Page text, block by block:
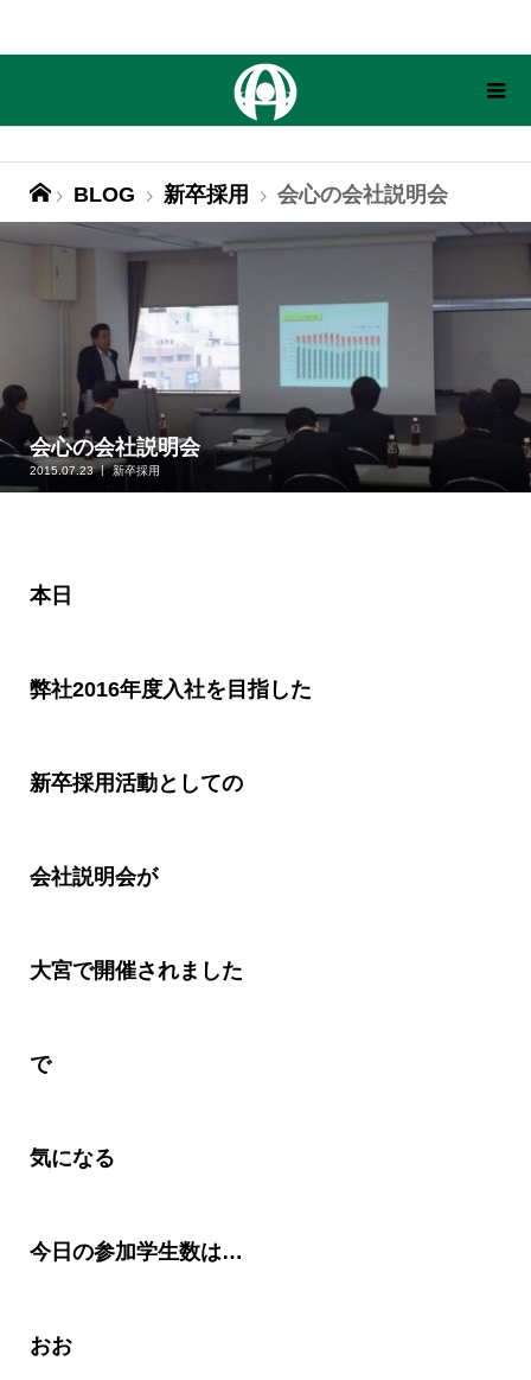
BLOG 新卒採用 会心の会社説明会
会心の会社説明会
2015.07.23 新卒採用
本日
弊社2016年度入社を目指した
新卒採用活動としての
会社説明会が
大宮で開催されました
で
気になる
今日の参加学生数は…
おお